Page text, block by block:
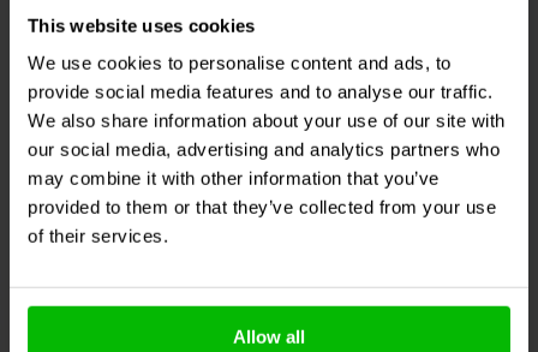
This website uses cookies
We use cookies to personalise content and ads, to
provide social media features and to analyse our traffic.
We also share information about your use of our site with
our social media, advertising and analytics partners who
may combine it with other information that you’ve
provided to them or that they’ve collected from your use
of their services.
Allow all
2
klantbeoordelingen
9 Auf Lager
189,95 €
0
klantbeoordelingen
4 Auf Lager
144,95 €